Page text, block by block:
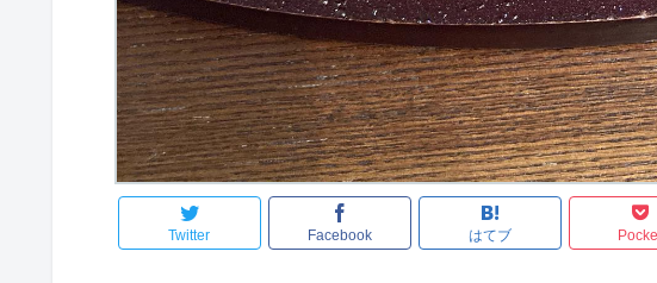
Twitter Facebook はてブ